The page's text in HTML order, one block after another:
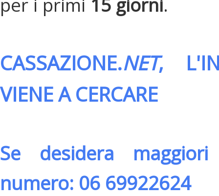
per i primi 15 giorni.
CASSAZIONE.NET,
VIENE A CERCARE
Se desidera
numero: 06 69922624